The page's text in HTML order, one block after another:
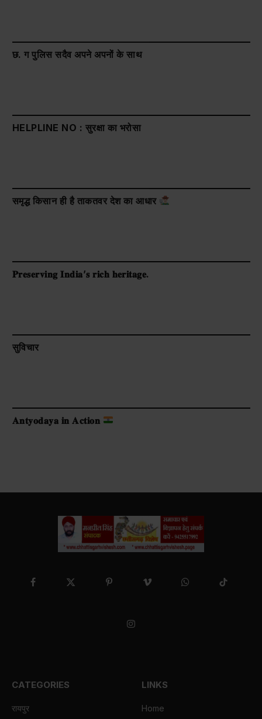
छ. ग पुलिस सदैव अपने अपनों के साथ
HELPLINE NO : सुरक्षा का भरोसा
समृद्ध किसान ही है ताकतवर देश का आधार
𝐏𝐫𝐞𝐬𝐞𝐫𝐯𝐢𝐧𝐠 𝐈𝐧𝐝𝐢𝐚’𝐬 𝐫𝐢𝐜𝐡 𝐡𝐞𝐫𝐢𝐭𝐚𝐠𝐞.
सुविचार
𝐀𝐧𝐭𝐲𝐨𝐝𝐚𝐲𝐚 𝐢𝐧 𝐀𝐜𝐭𝐢𝐨𝐧
FacebookX
Pinterest Vimeo WhatsAppTikTok
Instagram
CATEGORIES
रायपुर
LINKS
Home